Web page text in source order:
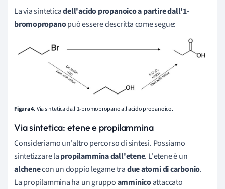
La via sinteticadell'acido propanoico a partire dall'1-
bromopropanopuò essere descritta come segue:
Figura 4.Via sintetica dall'1-bromopropano all'acido propanoico.
Via sintetica: etene e propilammina
Consideriamo un'altro percorso di sintesi. Possiamo
sintetizzare lapropilammina dall'etene. L'etene è un
alchenecon un doppio legame tradue atomi di carbonio.
La propilammina ha un gruppoamminicoattaccato